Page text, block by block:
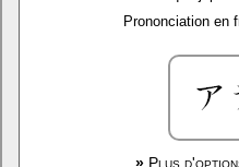
Prononciation en
»Plus